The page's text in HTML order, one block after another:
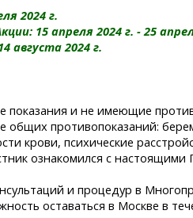
2024 г.
15 апреля 2024 г. - 25
августа 2024 г.
и не имеющие
противопоказаний:
крови, психические
ознакомился с
и процедур в
оставаться в Москве в